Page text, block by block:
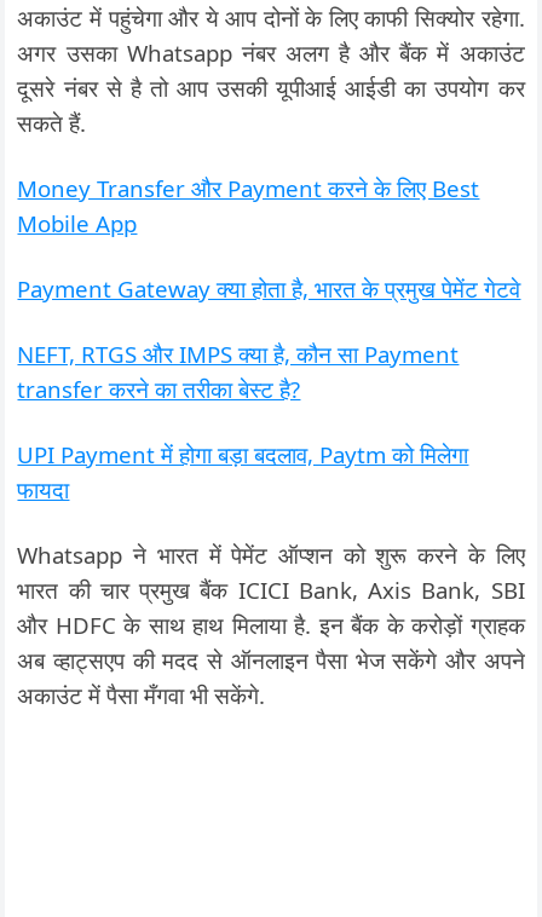
अकाउंट में पहुंचेगा और ये आप दोनों के लिए काफी सिक्योर रहेगा.
अगर उसका Whatsapp नंबर अलग है और बैंक में अकाउंट
दूसरे नंबर से है तो आप उसकी यूपीआई आईडी का उपयोग कर
सकते हैं.
Money Transfer और Payment करने के लिए Best
Mobile App
Payment Gateway क्या होता है, भारत के प्रमुख पेमेंट गेटवे
NEFT, RTGS और IMPS क्या है, कौन सा Payment
transfer करने का तरीका बेस्ट है?
UPI Payment में होगा बड़ा बदलाव, Paytm को मिलेगा
फायदा
Whatsapp ने भारत में पेमेंट ऑप्शन को शुरू करने के लिए
भारत की चार प्रमुख बैंक ICICI Bank, Axis Bank, SBI
और HDFC के साथ हाथ मिलाया है. इन बैंक के करोड़ों ग्राहक
अब व्हाट्सएप की मदद से ऑनलाइन पैसा भेज सकेंगे और अपने
अकाउंट में पैसा मँगवा भी सकेंगे.